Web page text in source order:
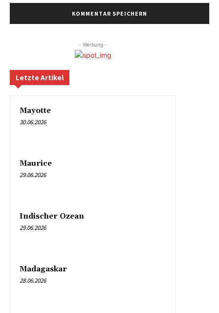
- Werbung -
Letzte Artikel
Mayotte
30.06.2026
Maurice
29.06.2026
Indischer Ozean
29.06.2026
Madagaskar
28.06.2026